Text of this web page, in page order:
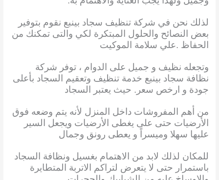
لذلك نحن في شركة تنظيف سجاد بينبع نقوم بتوفير
بعض النصائح والحلول المبتكرة لكي والتى تمكنك من
الحفاظ .علي سلامة الموكيت
وتجعله نظيف و جميل على الدوام ، توفر شركة
نظافة سجاد بينبع خدمة تنظيف وتعقيم السجاد بأعلى
جودة و ارخص سعر. حيث يعتبر السجاد
من أهم المفروشات داخل المنزل لأنه يتم وضعه فوق
الأرضيات حتى على يغطى الأرضيات ويجعل السير
عليها سهلا وميسراً و يعطى رونق وجمال
للمكان لذلك لابد من الاهتمام بغسيل ونظافة السجاد
باستمرار حتى لا يتعرض لتراكم الاتربة المتطايرة